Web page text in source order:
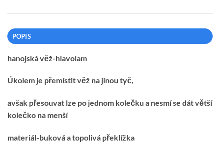
POPIS
hanojská věž-hlavolam
Úkolem je přemístit věž na jinou tyč,
avšak přesouvat lze po jednom kolečku a nesmí se dát větší
kolečko na menší
materiál-buková a topolivá překlížka